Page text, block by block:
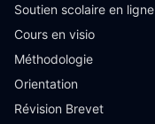
Soutien scolaire en ligne
Cours en visio
Méthodologie
Orientation
Révision Brevet